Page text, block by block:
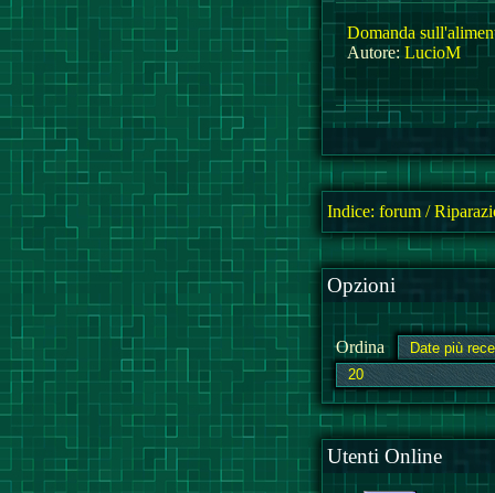
Domanda
Autore: LucioM
Indice: forum /
Opzioni
Ordina
Utenti Online